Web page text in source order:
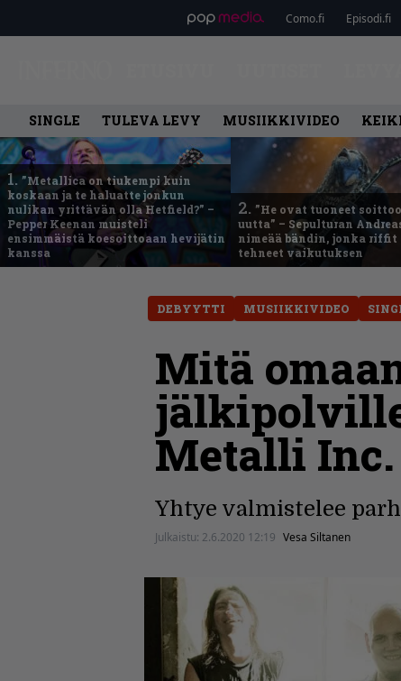
Como.fi Episodi.fi
SINGLE TULEVA LEVY MUSIIKKIVIDEO
1. ”Metallica on tiukempi kuin
koskaan ja te haluatte jonkun
nulikan yrittävän olla Hetfield?” –
Pepper Keenan muisteli
ensimmäistä koesoittoaan hevijätin
kanssa
2. ”He ovat tuoneet
uutta” – Sepulturan
nimeää bändin, jonka riffit
tehneet vaikutuksen
DEBYYTTI MUSIIKKIVIDEO
Mitä
Metalli
Yhtye valmistelee
Julkaistu: 2.6.2020 12:19 Vesa Siltanen